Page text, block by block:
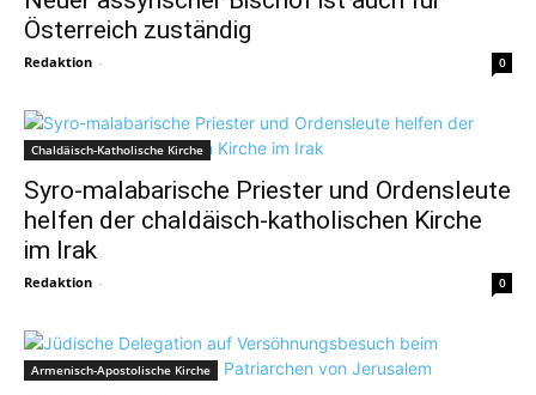
Österreich zuständig
Redaktion - 0
Chaldäisch-Katholische Kirche
Syro-malabarische Priester und Ordensleute
helfen der chaldäisch-katholischen Kirche
im Irak
Redaktion - 0
Armenisch-Apostolische Kirche